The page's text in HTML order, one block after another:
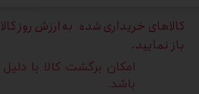
کالاهای خریداریشده به ارزش روز
باز نمایید.
امکان برگشت کالا با دلیل
باشد.